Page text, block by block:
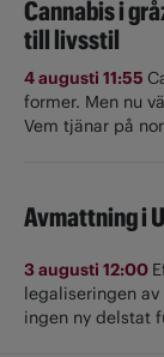
Cannabis i
till livsstil
4 augusti 11:55
former. Men nu
Vem tjänar på
Avmattning i
3 augusti 12:00
legaliseringen
ingen ny delstat